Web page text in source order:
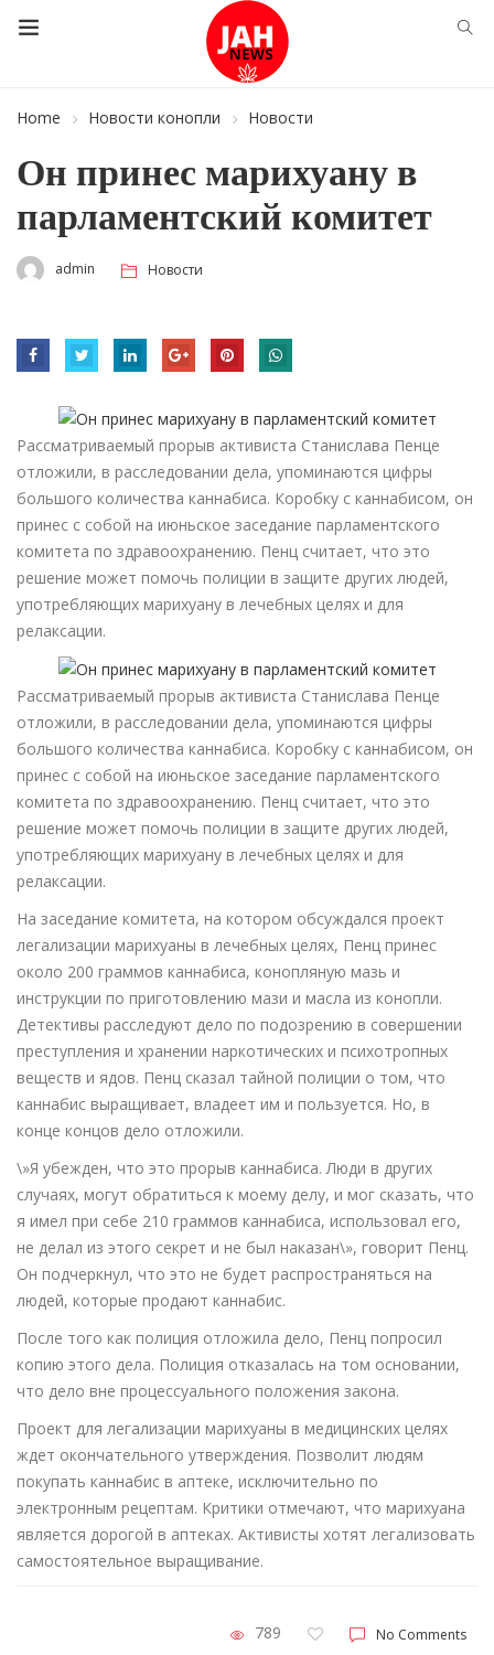
Home Новости конопли Новости
Он принес марихуану в
парламентский комитет
admin Новости
Рассматриваемый прорыв активиста Станислава Пенце
отложили, в расследовании дела, упоминаются цифры
большого количества каннабиса. Коробку с каннабисом, он
принес с собой на июньское заседание парламентского
комитета по здравоохранению. Пенц считает, что это
решение может помочь полиции в защите других людей,
употребляющих марихуану в лечебных целях и для
релаксации.
Рассматриваемый прорыв активиста Станислава Пенце
отложили, в расследовании дела, упоминаются цифры
большого количества каннабиса. Коробку с каннабисом, он
принес с собой на июньское заседание парламентского
комитета по здравоохранению. Пенц считает, что это
решение может помочь полиции в защите других людей,
употребляющих марихуану в лечебных целях и для
релаксации.
На заседание комитета, на котором обсуждался проект
легализации марихуаны в лечебных целях, Пенц принес
около 200 граммов каннабиса, конопляную мазь и
инструкции по приготовлению мази и масла из конопли.
Детективы расследуют дело по подозрению в совершении
преступления и хранении наркотических и психотропных
веществ и ядов. Пенц сказал тайной полиции о том, что
каннабис выращивает, владеет им и пользуется. Но, в
конце концов дело отложили.
\»Я убежден, что это прорыв каннабиса. Люди в других
случаях, могут обратиться к моему делу, и мог сказать, что
я имел при себе 210 граммов каннабиса, использовал его,
не делал из этого секрет и не был наказан\», говорит Пенц.
Он подчеркнул, что это не будет распространяться на
людей, которые продают каннабис.
После того как полиция отложила дело, Пенц попросил
копию этого дела. Полиция отказалась на том основании,
что дело вне процессуального положения закона.
Проект для легализации марихуаны в медицинских целях
ждет окончательного утверждения. Позволит людям
покупать каннабис в аптеке, исключительно по
электронным рецептам. Критики отмечают, что марихуана
является дорогой в аптеках. Активисты хотят легализовать
самостоятельное выращивание.
789 No Comments